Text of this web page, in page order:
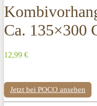
Ca. 135×300
12,99 €
Jetzt bei POCO ansehen